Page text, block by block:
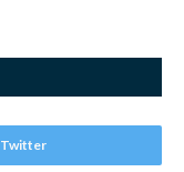
Twitter